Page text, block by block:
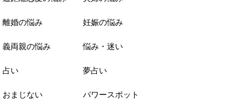
離婚の悩み 妊娠の悩み
義両親の悩み 悩み・迷い
占い 夢占い
おまじない パワースポット